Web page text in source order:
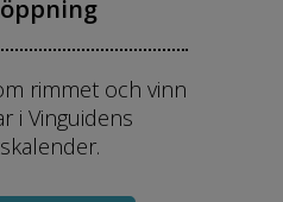
rimmet och vinn
i Vinguidens